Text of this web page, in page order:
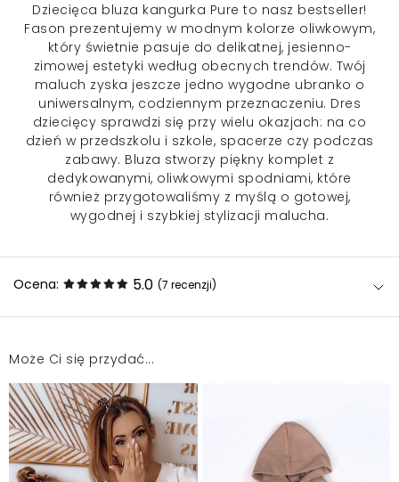
Dziecięca bluza kangurka Pure to nasz bestseller!
Fason prezentujemy w modnym kolorze oliwkowym,
który świetnie pasuje do delikatnej, jesienno-
zimowej estetyki według obecnych trendów. Twój
maluch zyska jeszcze jedno wygodne ubranko o
uniwersalnym, codziennym przeznaczeniu. Dres
dziecięcy sprawdzi się przy wielu okazjach: na co
dzień w przedszkolu i szkole, spacerze czy podczas
zabawy. Bluza stworzy piękny komplet z
dedykowanymi, oliwkowymi spodniami, które
również przygotowaliśmy z myślą o gotowej,
wygodnej i szybkiej stylizacji malucha.
Ocena: 5.0 (7 recenzji)
cieplutkie, super tkanina cały dresik wygląda bardzo
ładnie Polecam
Barbara
Jakość jak zwykle bardzo dobra. Polecam
Może Ci się przydać...